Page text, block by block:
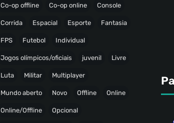
Co-op offline Co-op online Console
Corrida Espacial Esporte Fantasia
FPS Futebol Individual
Jogos olímpicos/oficiais juvenil Livre
Luta Militar Multiplayer
Mundo aberto Novo Offline Online
Online/Offline Opcional